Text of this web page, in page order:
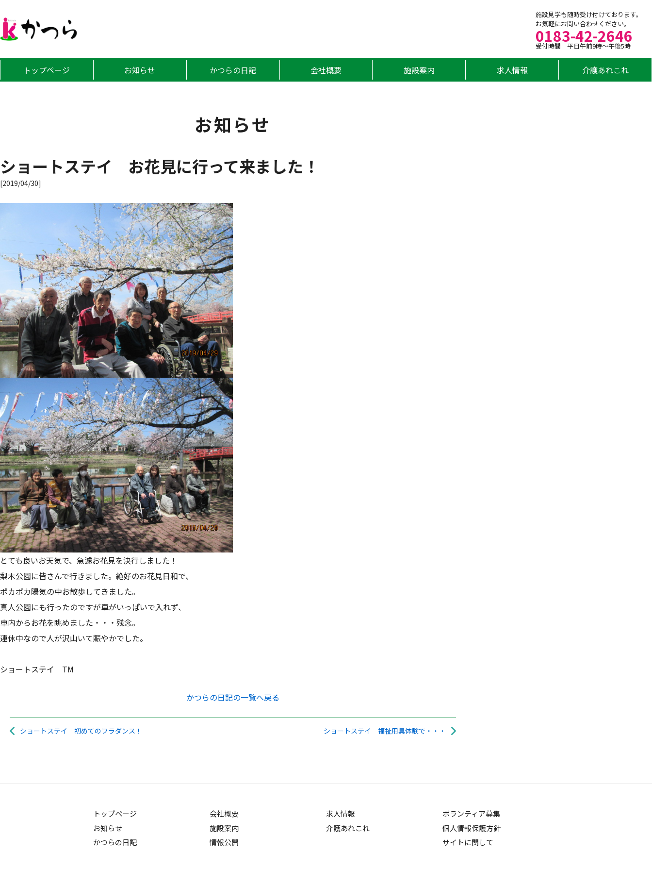
施設見学も随時受け付けております。
お気軽にお問い合わせください。
0183-42-2646
受付時間 平日午前9時～午後5時
トップページ お知らせ かつらの日記 会社概要 施設案内 求人情報 介護あれこれ
お知らせ
ショートステイ お花見に行って来ました！
[2019/04/30]
とても良いお天気で、急遽お花見を決行しました！
梨木公園に皆さんで行きました。絶好のお花見日和で、
ポカポカ陽気の中お散歩してきました。
真人公園にも行ったのですが車がいっぱいで入れず、
車内からお花を眺めました・・・残念。
連休中なので人が沢山いて賑やかでした。
ショートステイ TM
かつらの日記の一覧へ戻る
ショートステイ 初めてのフラダンス！ ショートステイ 福祉用具体験で・・・
トップページ
お知らせ
かつらの日記
会社概要
施設案内
情報公開
求人情報
介護あれこれ
ボランティア募集
個人情報保護方針
サイトに関して